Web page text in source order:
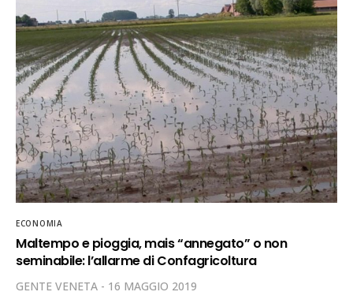
ECONOMIA
Maltempo e pioggia, mais “annegato” o non
seminabile: l’allarme di Confagricoltura
GENTE VENETA 16 MAGGIO 2019